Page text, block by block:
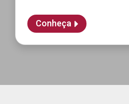
Conheça